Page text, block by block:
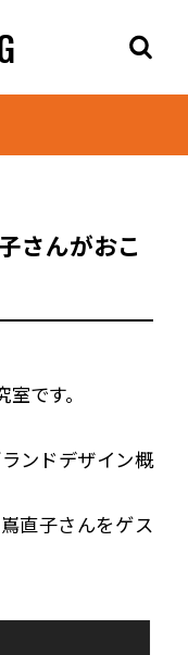
さんがおこ
です。
ンドデザイン概
直子さんをゲス